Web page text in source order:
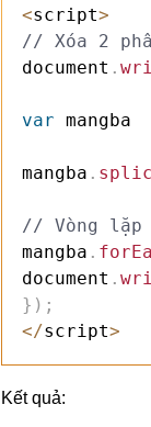
<script>
// Xóa 2
document .
var mangba
mangba .
// Vòng lặp
mangba .
document .
} ) ;
</script>
Kết quả: